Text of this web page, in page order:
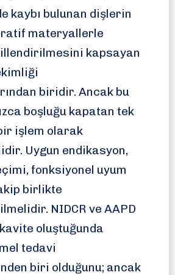
kaybı bulunan dişlerin
materyallerle
kapsayan
biridir. Ancak bu
boşluğu kapatan tek
işlem olarak
Uygun endikasyon,
fonksiyonel uyum
birlikte
NIDCR ve AAPD
oluştuğunda
tedavi
biri olduğunu; ancak